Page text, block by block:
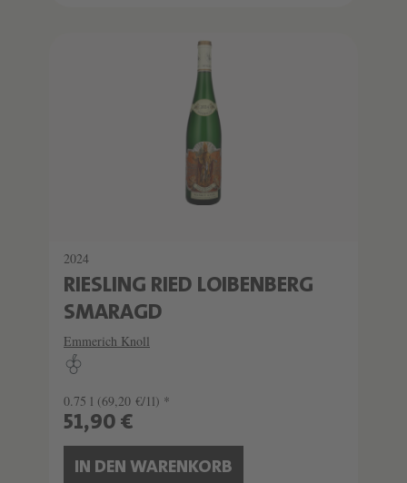
2024
RIESLING RIED LOIBENBERG
SMARAGD
Emmerich Knoll
0.75 l (69,20 €/1l) *
51,90 €
IN DEN WARENKORB